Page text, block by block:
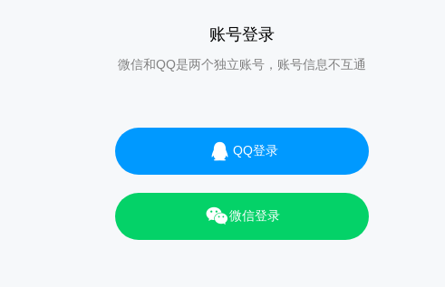
账号登录
微信和QQ是两个独立账号，账号信息不互通
QQ登录
微信登录